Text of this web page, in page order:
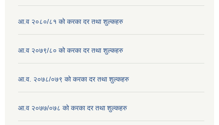
आ.व २०८०/८१ को करका दर तथा शुल्कहरु
आ.व २०७९/८० को करका दर तथा शुल्कहरु
आ.व. २०७८/०७९ को करका दर तथा शुल्कहरु
आ.व २०७७/०७८ को करका दर तथा शुल्कहरु